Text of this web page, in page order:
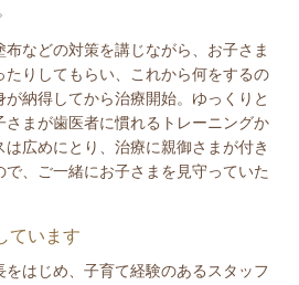
などの対策を講じながら、お子さま
たりしてもらい、これから何をするの
納得してから治療開始。ゆっくりと
まが歯医者に慣れるトレーニングか
広めにとり、治療に親御さまが付き
、ご一緒にお子さまを見守っていた
ています
はじめ、子育て経験のあるスタッフ